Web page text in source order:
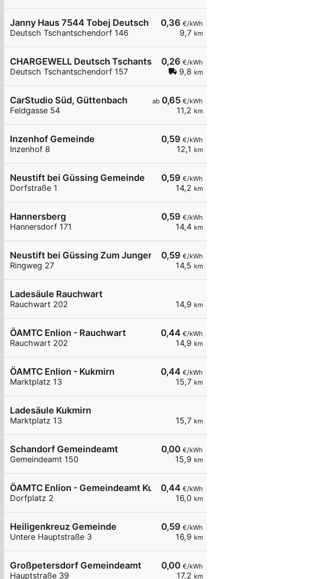
0,36 €/kWh
9,7 km
Janny Haus 7544 Tobej Deutsch Tschantschendorf 146
Deutsch Tschantschendorf 146
0,26 €/kWh
9,8 km
CHARGEWELL Deutsch Tschantschendorf 157
Deutsch Tschantschendorf 157
ab 0,65€/kWh
11,2 km
CarStudio Süd, Güttenbach
Feldgasse 54
0,59 €/kWh
12,1 km
Inzenhof Gemeinde
Inzenhof 8
0,59 €/kWh
14,2 km
Neustift bei Güssing Gemeinde
Dorfstraße 1
0,59 €/kWh
14,4 km
Hannersberg
Hannersdorf 171
0,59 €/kWh
14,5 km
Neustift bei Güssing Zum Jungen Dorfwirt
Ringweg 27
14,9 km
Ladesäule Rauchwart
Rauchwart 202
0,44€/kWh
14,9 km
ÖAMTC Enlion - Rauchwart
Rauchwart 202
0,44€/kWh
15,7 km
ÖAMTC Enlion - Kukmirn
Marktplatz 13
15,7 km
Ladesäule Kukmirn
Marktplatz 13
0,00 €/kWh
15,9 km
Schandorf Gemeindeamt
Gemeindeamt 150
0,44€/kWh
16,0 km
ÖAMTC Enlion - Gemeindeamt Kukmirn
Dorfplatz 2
0,59 €/kWh
16,9 km
Heiligenkreuz Gemeinde
Untere Hauptstraße 3
0,00 €/kWh
17,2 km
Großpetersdorf Gemeindeamt
Hauptstraße 39